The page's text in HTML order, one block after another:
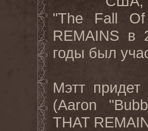
"The Fall
Of
REMAINS
в
годы был
Мэтт
(Aaron "
THAT